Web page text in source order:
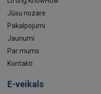
Jūsu nozare
Pakalpojumi
Jaunumi
Par mums
Kontakti
E-veikals